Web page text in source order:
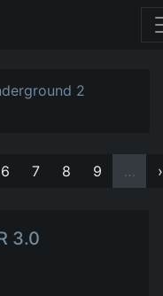
2
6 7 8 9 … ›
3.0